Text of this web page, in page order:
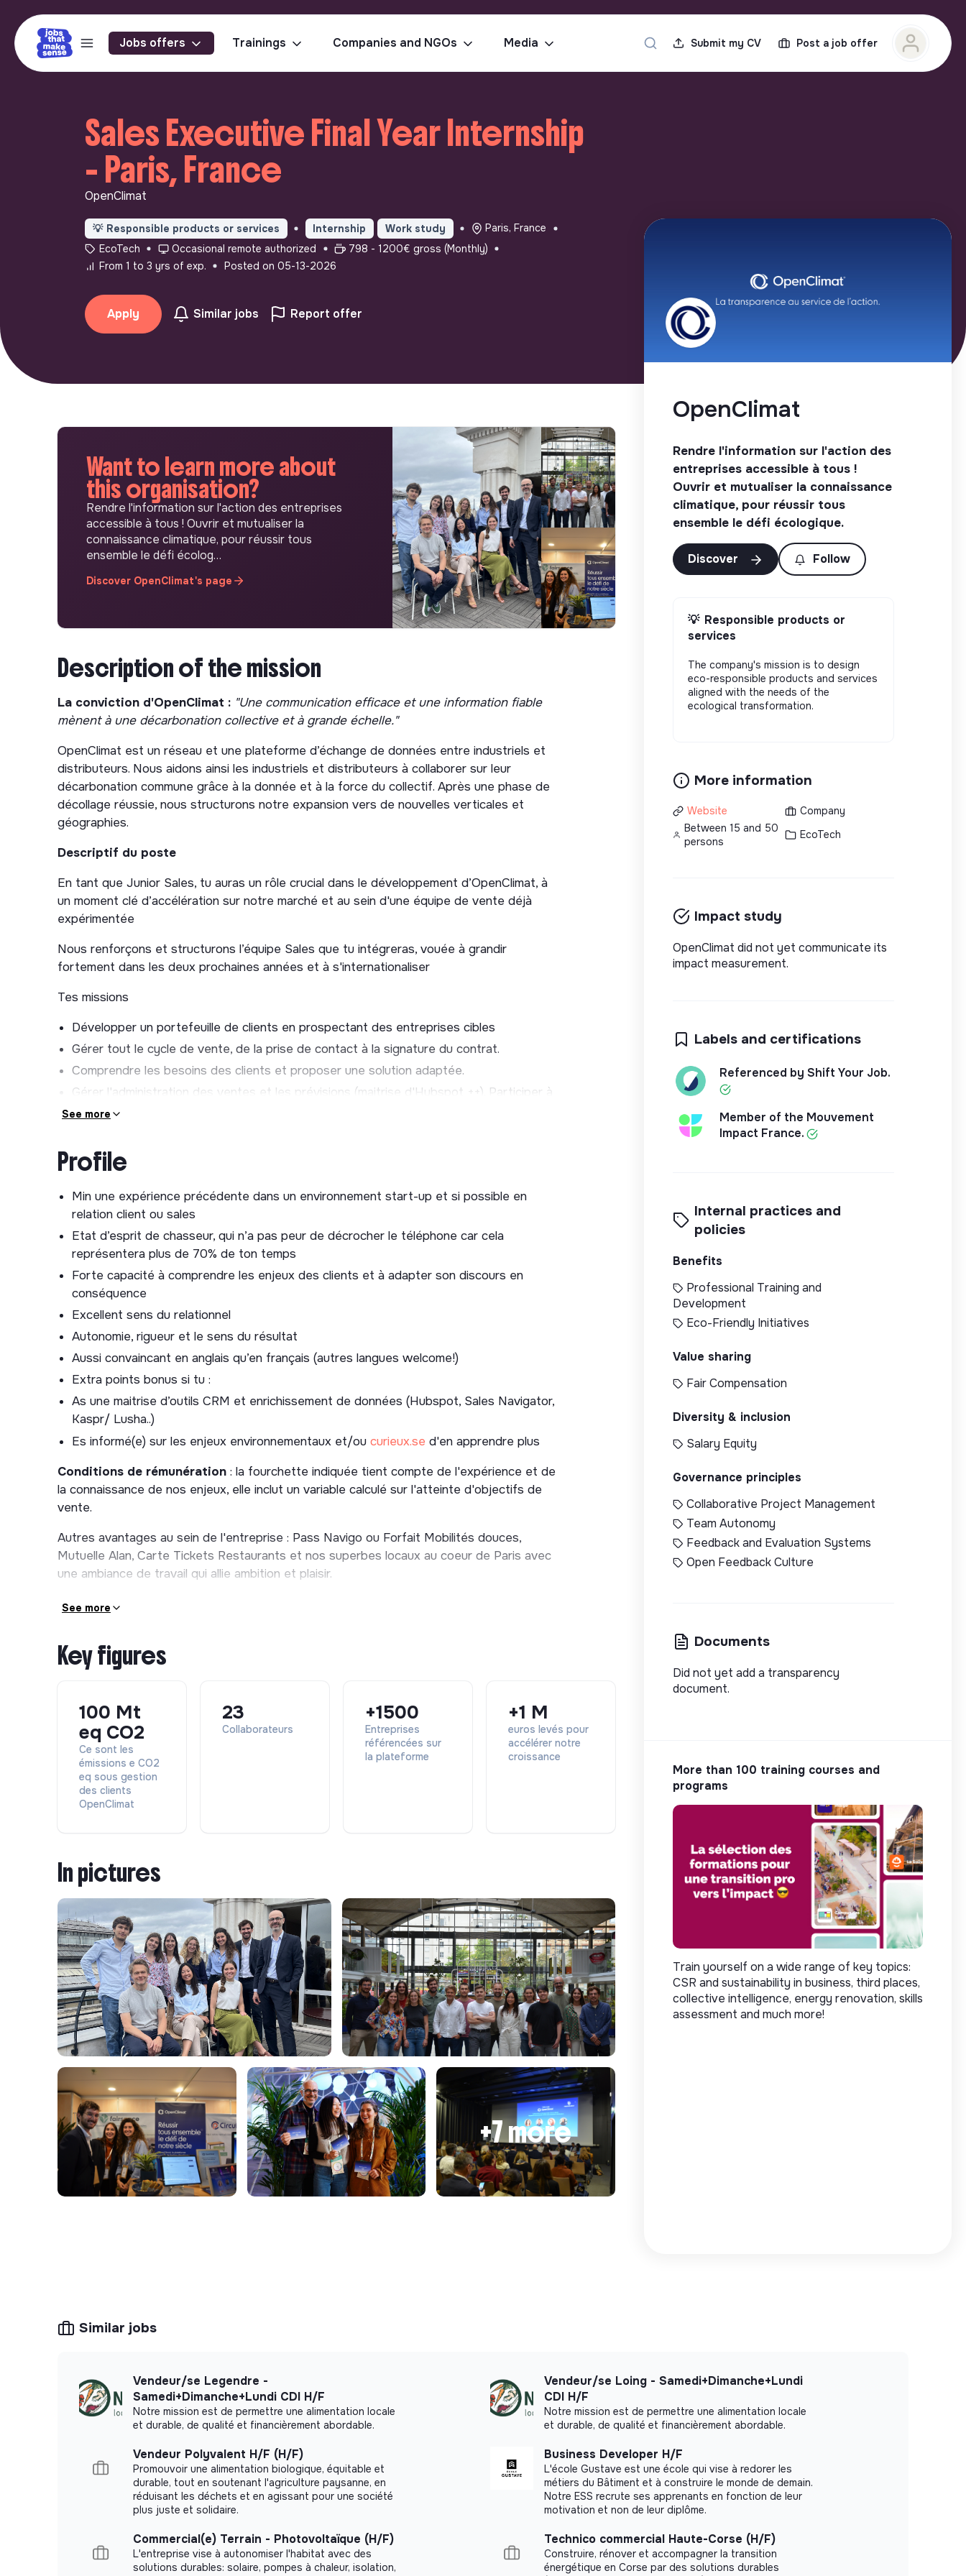
Jobs offers Trainings Companies and NGOs Media Submit my CV Post a job offer
Sales Executive Final Year Internship
- Paris, France
OpenClimat
💡 Responsible products or services Internship Work study
Paris, France
EcoTech
Occasional remote authorized
798 - 1200€ gross (Monthly)
From 1 to 3 yrs of exp.
Posted on 05-13-2026
Apply Similar jobs Report offer
Want to learn more about
this organisation?
Rendre l'information sur l'action des entreprises
accessible à tous ! Ouvrir et mutualiser la
connaissance climatique, pour réussir tous
ensemble le défi écolog…
Discover OpenClimat's page
Description of the mission
La conviction d'OpenClimat : "Une communication efficace et une information fiable
mènent à une décarbonation collective et à grande échelle."
OpenClimat est un réseau et une plateforme d’échange de données entre industriels et
distributeurs. Nous aidons ainsi les industriels et distributeurs à collaborer sur leur
décarbonation commune grâce à la donnée et à la force du collectif. Après une phase de
décollage réussie, nous structurons notre expansion vers de nouvelles verticales et
géographies.
Descriptif du poste
En tant que Junior Sales, tu auras un rôle crucial dans le développement d’OpenClimat, à
un moment clé d’accélération sur notre marché et au sein d'une équipe de vente déjà
expérimentée
Nous renforçons et structurons l’équipe Sales que tu intégreras, vouée à grandir
fortement dans les deux prochaines années et à s'internationaliser
Tes missions
Développer un portefeuille de clients en prospectant des entreprises cibles
Gérer tout le cycle de vente, de la prise de contact à la signature du contrat.
Comprendre les besoins des clients et proposer une solution adaptée.
Gérer l'administration des ventes et les prévisions (maitrise d'Hubspot ++). Participer à
l’élaboration des plans stratégiques et commerciaux trimestriels
Marketing, Produit pour partager tes retours terrain et aider OpenClimat à se
développer
Participer à l’amélioration des process commerciaux (CRM, outils de vente, pitch
commercial)
Représenter l’image commerciale de l’entreprise si nécessaire (Conférence, salons..etc)
Les raisons de nous rejoindre ?
Pour avoir un rôle stratégique à un moment clé du développement d’OpenClimat
Pour prendre part à un environnement dynamique et challengeant, avec une équipe
ambitieuse qui prend du plaisir tous les jours à essayer de faire bouger les lignes
Et enfin, pour avoir un véritable impact systémique au sein d'une équipe engagée qui
sait allier ambition et plaisir au travail autour de vraies valeurs.
See more
Profile
Min une expérience précédente dans un environnement start-up et si possible en
relation client ou sales
Etat d’esprit de chasseur, qui n’a pas peur de décrocher le téléphone car cela
représentera plus de 70% de ton temps
Forte capacité à comprendre les enjeux des clients et à adapter son discours en
conséquence
Excellent sens du relationnel
Autonomie, rigueur et le sens du résultat
Aussi convaincant en anglais qu’en français (autres langues welcome!)
Extra points bonus si tu :
As une maitrise d’outils CRM et enrichissement de données (Hubspot, Sales Navigator,
Kaspr/ Lusha..)
Es informé(e) sur les enjeux environnementaux et/ou curieux.se d'en apprendre plus
Conditions de rémunération : la fourchette indiquée tient compte de l'expérience et de
la connaissance de nos enjeux, elle inclut un variable calculé sur l'atteinte d'objectifs de
vente.
Autres avantages au sein de l'entreprise : Pass Navigo ou Forfait Mobilités douces,
Mutuelle Alan, Carte Tickets Restaurants et nos superbes locaux au coeur de Paris avec
une ambiance de travail qui allie ambition et plaisir.
See more
Key figures
100 Mt
eq CO2
Ce sont les
émissions e CO2
eq sous gestion
des clients
OpenClimat
23
Collaborateurs
+1500
Entreprises
référencées sur
la plateforme
+1 M
euros levés pour
accélérer notre
croissance
In pictures
+7 more
OpenClimat
Rendre l'information sur l'action des
entreprises accessible à tous !
Ouvrir et mutualiser la connaissance
climatique, pour réussir tous
ensemble le défi écologique.
Discover Follow
💡 Responsible products or
services
The company's mission is to design
eco-responsible products and services
aligned with the needs of the
ecological transformation.
More information
Website
Company
Between 15 and 50
persons
EcoTech
Impact study
OpenClimat did not yet communicate its
impact measurement.
Labels and certifications
Referenced by Shift Your Job.
Member of the Mouvement
Impact France.
Internal practices and
policies
Benefits
Professional Training and
Development
Eco-Friendly Initiatives
Value sharing
Fair Compensation
Diversity & inclusion
Salary Equity
Governance principles
Collaborative Project Management
Team Autonomy
Feedback and Evaluation Systems
Open Feedback Culture
Documents
Did not yet add a transparency
document.
More than 100 training courses and
programs
Train yourself on a wide range of key topics:
CSR and sustainability in business, third places,
collective intelligence, energy renovation, skills
assessment and much more!
Similar jobs
Vendeur/se Legendre -
Samedi+Dimanche+Lundi CDI H/F
Notre mission est de permettre une alimentation locale
et durable, de qualité et financièrement abordable.
Vendeur/se Loing - Samedi+Dimanche+Lundi
CDI H/F
Notre mission est de permettre une alimentation locale
et durable, de qualité et financièrement abordable.
Vendeur Polyvalent H/F (H/F)
Promouvoir une alimentation biologique, équitable et
durable, tout en soutenant l'agriculture paysanne, en
réduisant les déchets et en agissant pour une société
plus juste et solidaire.
Business Developer H/F
L'école Gustave est une école qui vise à redorer les
métiers du Bâtiment et à construire le monde de demain.
Notre ESS recrute ses apprenants en fonction de leur
motivation et non de leur diplôme.
Commercial(e) Terrain - Photovoltaïque (H/F)
L'entreprise vise à autonomiser l'habitat avec des
solutions durables: solaire, pompes à chaleur, isolation,
Technico commercial Haute-Corse (H/F)
Construire, rénover et accompagner la transition
énergétique en Corse par des solutions durables